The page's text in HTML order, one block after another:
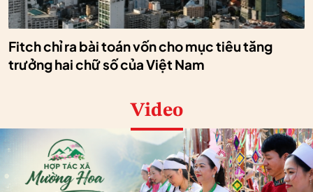
Fitch chỉ ra bài toán vốn cho mục tiêu tăng
trưởng hai chữ số của Việt Nam
Video